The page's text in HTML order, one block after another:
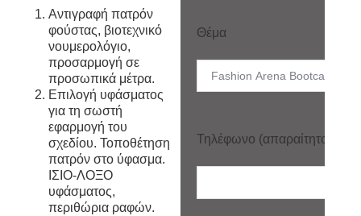
Αντιγραφή πατρόν
φούστας, βιοτεχνικό
νουμερολόγιο,
προσαρμογή σε
προσωπικά μέτρα.
Επιλογή υφάσματος
για τη σωστή
εφαρμογή του
σχεδίου. Τοποθέτηση
πατρόν στο ύφασμα.
ΙΣΙΟ-ΛΟΞΟ
υφάσματος,
περιθώρια ραφών.
Θέμα
Τηλέφωνο (απαραίτητο)